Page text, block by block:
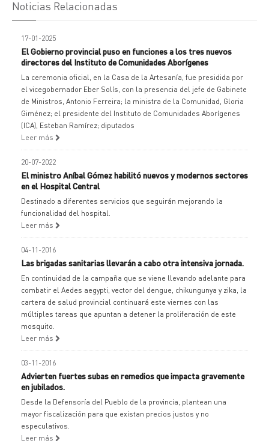
Noticias Relacionadas
17-01-2025
El Gobierno provincial puso en funciones a los tres nuevos
directores del Instituto de Comunidades Aborígenes
La ceremonia oficial, en la Casa de la Artesanía, fue presidida por
el vicegobernador Eber Solís, con la presencia del jefe de Gabinete
de Ministros, Antonio Ferreira; la ministra de la Comunidad, Gloria
Giménez; el presidente del Instituto de Comunidades Aborígenes
(ICA), Esteban Ramírez; diputados
Leer más
20-07-2022
El ministro Aníbal Gómez habilitó nuevos y modernos sectores
en el Hospital Central
Destinado a diferentes servicios que seguirán mejorando la
funcionalidad del hospital.
Leer más
04-11-2016
Las brigadas sanitarias llevarán a cabo otra intensiva jornada.
En continuidad de la campaña que se viene llevando adelante para
combatir el Aedes aegypti, vector del dengue, chikungunya y zika, la
cartera de salud provincial continuará este viernes con las
múltiples tareas que apuntan a detener la proliferación de este
mosquito.
Leer más
03-11-2016
Advierten fuertes subas en remedios que impacta gravemente
en jubilados.
Desde la Defensoría del Pueblo de la provincia, plantean una
mayor fiscalización para que existan precios justos y no
especulativos.
Leer más